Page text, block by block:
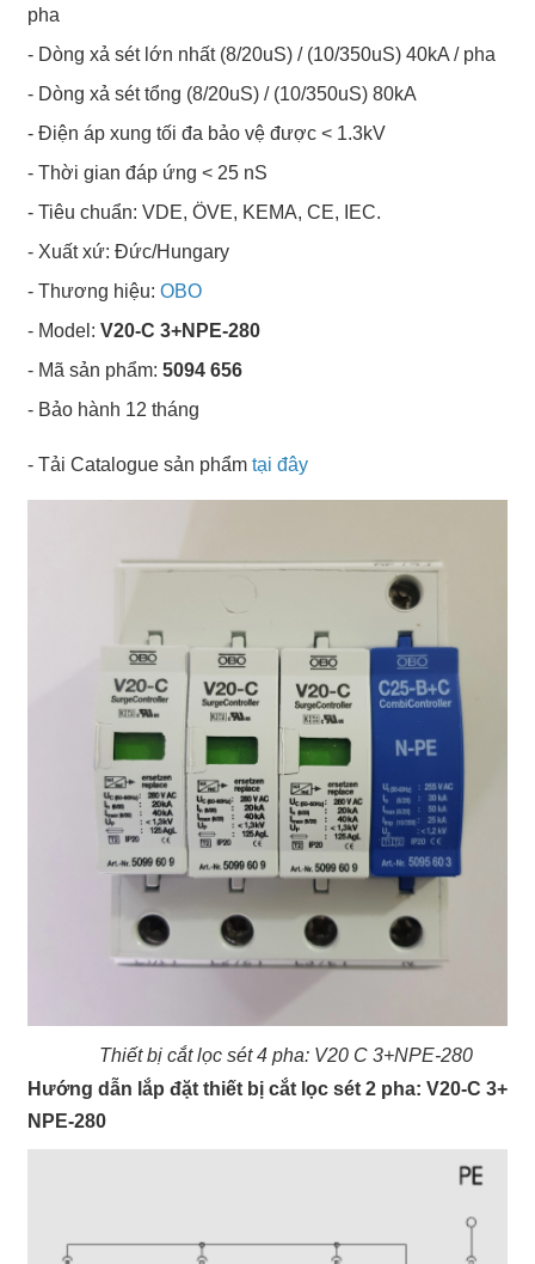
pha
- Dòng xả sét lớn nhất (8/20uS) / (10/350uS) 40kA / pha
- Dòng xả sét tổng (8/20uS) / (10/350uS) 80kA
- Điện áp xung tối đa bảo vệ được < 1.3kV
- Thời gian đáp ứng < 25 nS
- Tiêu chuẩn: VDE, ÖVE, KEMA, CE, IEC.
- Xuất xứ: Đức/Hungary
- Thương hiệu: OBO
- Model: V20-C 3+NPE-280
- Mã sản phẩm: 5094 656
- Bảo hành 12 tháng
- Tải Catalogue sản phẩm tại đây
Thiết bị cắt lọc sét 4 pha: V20 C 3+NPE-280
Hướng dẫn lắp đặt thiết bị cắt lọc sét 2 pha: V20-C 3+
NPE-280